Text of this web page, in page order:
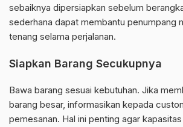
sebaiknya dipersiapkan sebelum
sederhana dapat membantu penumpang
tenang selama perjalanan.
Siapkan Barang Secukupnya
Bawa barang sesuai kebutuhan. Jika
barang besar, informasikan kepada
pemesanan. Hal ini penting agar